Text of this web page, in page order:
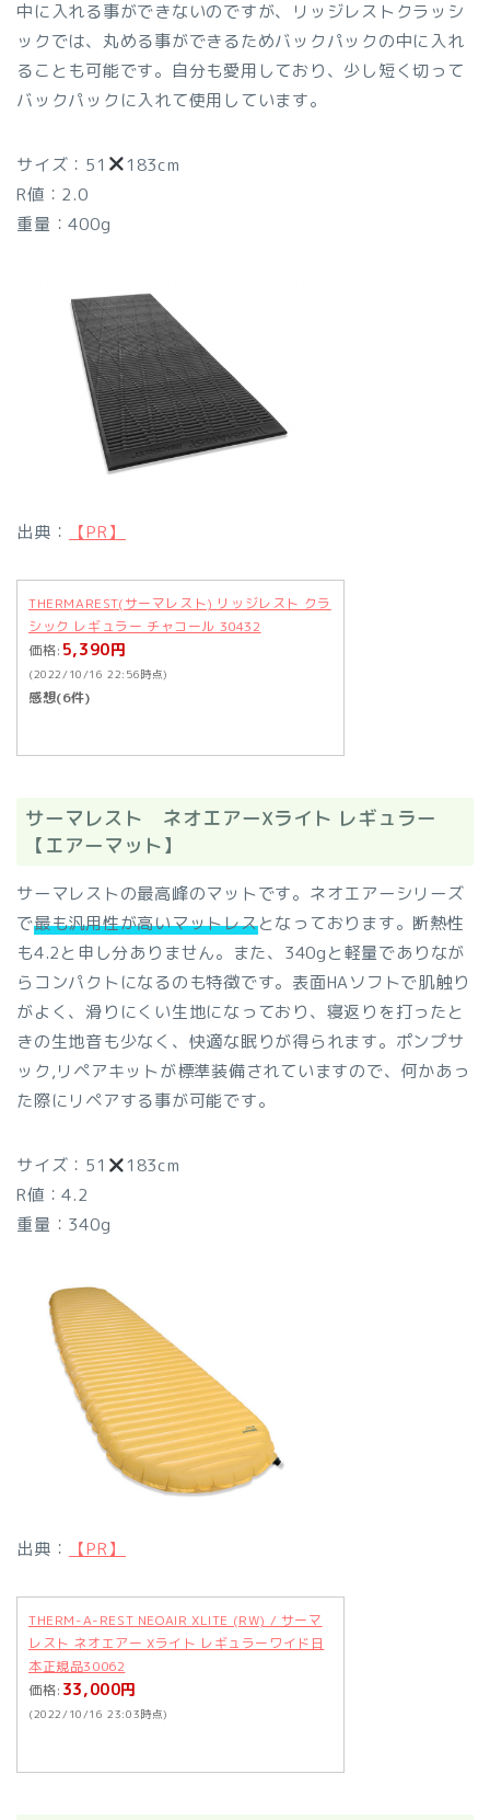
中に入れる事ができないのですが、リッジレストクラッシ
ックでは、丸める事ができるためバックパックの中に入れ
ることも可能です。自分も愛用しており、少し短く切って
バックパックに入れて使用しています。
サイズ：51
183cm
R値：2.0
重量：400g
出典： 【PR】
THERMAREST(サーマレスト) リッジレスト クラ
シック レギュラー チャコール 30432
価格: 5,390円
(2022/10/16 22:56時点)
感想(6件)
サーマレスト ネオエアーXライト レギュラー
【エアーマット】
サーマレストの最高峰のマットです。ネオエアーシリーズ
で最も汎用性が高いマットレスとなっております。断熱性
も4.2と申し分ありません。また、340gと軽量でありなが
らコンパクトになるのも特徴です。表面HAソフトで肌触り
がよく、滑りにくい生地になっており、寝返りを打ったと
きの生地音も少なく、快適な眠りが得られます。ポンプサ
ック,リペアキットが標準装備されていますので、何かあっ
た際にリペアする事が可能です。
サイズ：51
183cm
R値：4.2
重量：340g
出典： 【PR】
THERM-A-REST NEOAIR XLITE (RW) / サーマ
レスト ネオエアー Xライト レギュラーワイド日
本正規品30062
価格: 33,000円
(2022/10/16 23:03時点)